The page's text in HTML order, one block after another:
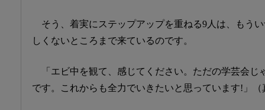
そう、着実にステップアップを重ねる9人は、もう
しくないところまで来ているのです。
「エビ中を観て、感じてください。ただの学芸会じ
です。これからも全力でいきたいと思っています!」（